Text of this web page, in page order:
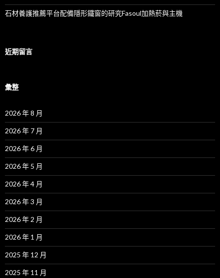
石材養護推薦平台配備隱形鐵窗的研究Fasoul加熱菸與主機
近期留言
彙整
2026 年 8 月
2026 年 7 月
2026 年 6 月
2026 年 5 月
2026 年 4 月
2026 年 3 月
2026 年 2 月
2026 年 1 月
2025 年 12 月
2025 年 11 月